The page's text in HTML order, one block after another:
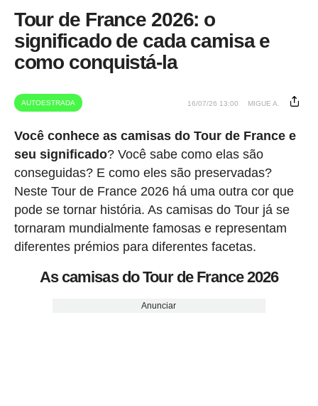
Tour de France 2026: o
significado de cada camisa e
como conquistá-la
AUTOESTRADA 16/07/26 13:00 MIGUE A.
Você conhece as camisas do Tour de France e
seu significado? Você sabe como elas são
conseguidas? E como eles são preservadas?
Neste Tour de France 2026 há uma outra cor que
pode se tornar história. As camisas do Tour já se
tornaram mundialmente famosas e representam
diferentes prémios para diferentes facetas.
As camisas do Tour de France 2026
Anunciar